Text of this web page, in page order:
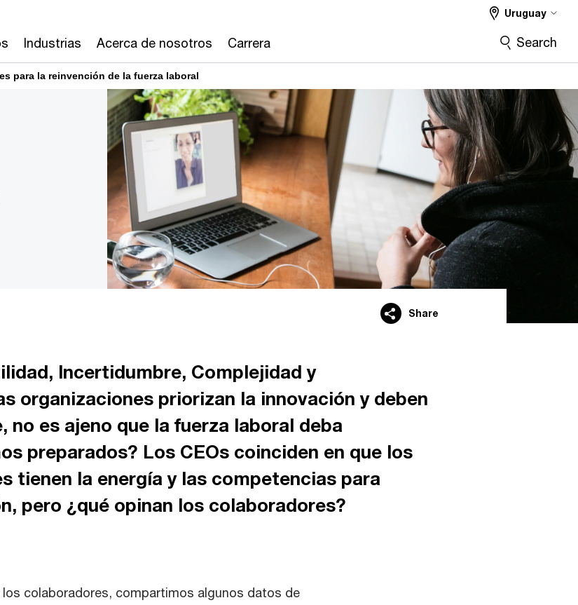
Industrias Acerca de nosotros Carrera
Uruguay
Search
para la reinvención de la fuerza laboral
Share
Incertidumbre, Complejidad y
organizaciones priorizan la innovación y deben
es ajeno que la fuerza laboral deba
preparados? Los CEOs coinciden en que los
tienen la energía y las competencias para
pero ¿qué opinan los colaboradores?
los colaboradores, compartimos algunos datos de